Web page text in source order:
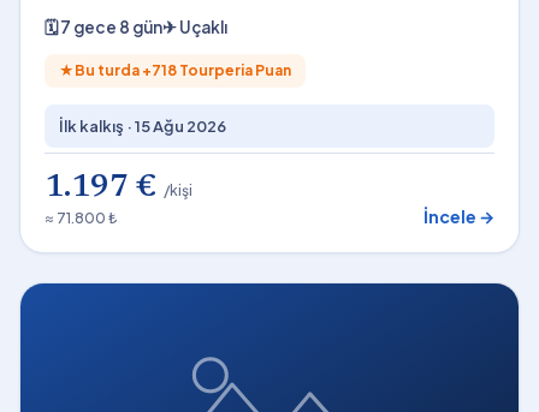
🗓7 gece 8 gün✈Uçaklı
★ Bu turda +718 Tourperia Puan
İlk kalkış ·15 Ağu 2026
1.197 € /kişi
≈ 71.800 ₺
İncele →